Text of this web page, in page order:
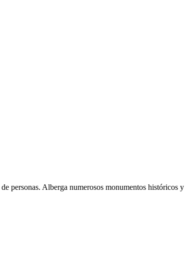
personas. Alberga numerosos monumentos históricos y